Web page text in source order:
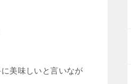
美味しいと言いなが